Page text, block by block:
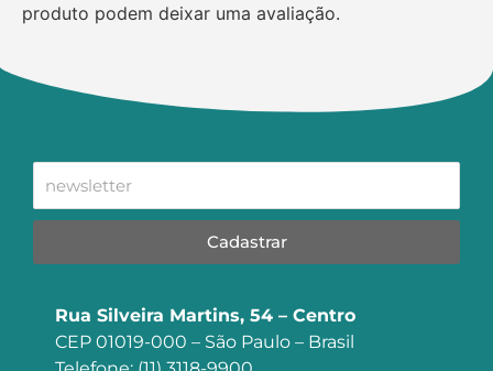
produto podem deixar uma avaliação.
Cadastrar
Rua Silveira Martins, 54 – Centro
CEP 01019-000 – São Paulo – Brasil